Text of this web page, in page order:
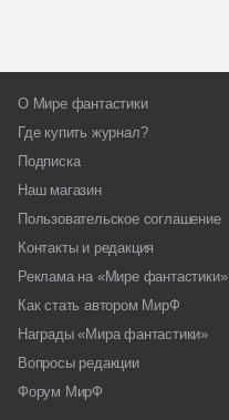
О Мире фантастики
Где купить журнал?
Подписка
Наш магазин
Пользовательское соглашение
Контакты и редакция
Реклама на «Мире фантастики»
Как стать автором МирФ
Награды «Мира фантастики»
Вопросы редакции
Форум МирФ